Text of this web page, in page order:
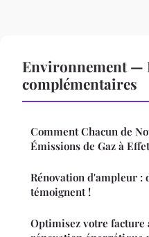
Environnement —
complémentaires
Comment Chacun de
Émissions de Gaz à
Rénovation d'ampleur :
témoignent !
Optimisez votre facture